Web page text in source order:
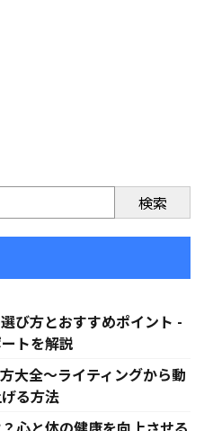
検索
び方とおすすめポイント -
トを解説
大全〜ライティングから動
る方法